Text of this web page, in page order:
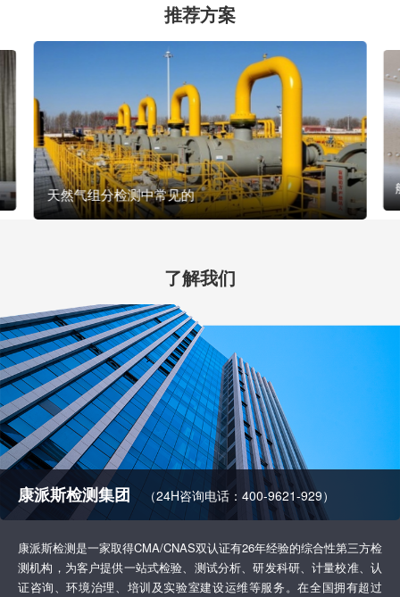
推荐方案
天然气组分检测中常见的
了解我们
康派斯检测集团 （24H咨询电话：400-9621-929）
康派斯检测是一家取得CMA/CNAS双认证有26年经验的综合性第三方检
测机构，为客户提供一站式检验、测试分析、研发科研、计量校准、认
证咨询、环境治理、培训及实验室建设运维等服务。在全国拥有超过